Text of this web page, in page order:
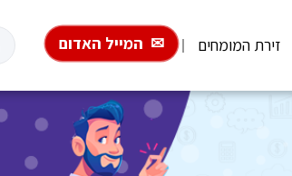
זירת המומחים המייל האדום